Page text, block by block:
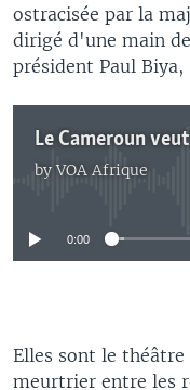
ostracisée par la
dirigé d'une main
président Paul Biya,
byVOA Afrique
No media
0:00
Elles sont le
meurtrier entre les